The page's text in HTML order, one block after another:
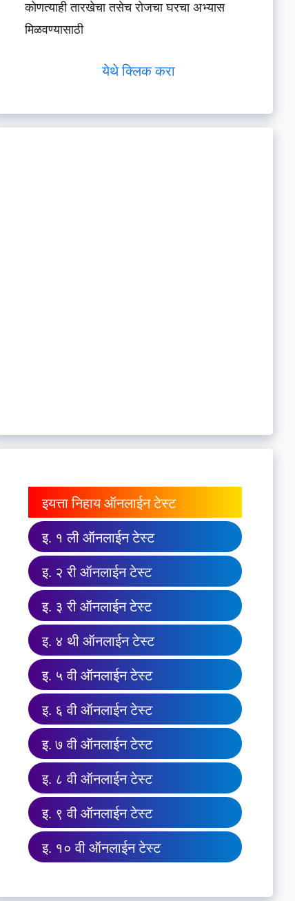
कोणत्याही तारखेचा तसेच रोजचा घरचा अभ्यास
मिळवण्यासाठी
येथे क्लिक करा
इयत्ता निहाय ऑनलाईन टेस्ट
इ. १ ली ऑनलाईन टेस्ट
इ. २ री ऑनलाईन टेस्ट
इ. ३ री ऑनलाईन टेस्ट
इ. ४ थी ऑनलाईन टेस्ट
इ. ५ वी ऑनलाईन टेस्ट
इ. ६ वी ऑनलाईन टेस्ट
इ. ७ वी ऑनलाईन टेस्ट
इ. ८ वी ऑनलाईन टेस्ट
इ. ९ वी ऑनलाईन टेस्ट
इ. १० वी ऑनलाईन टेस्ट